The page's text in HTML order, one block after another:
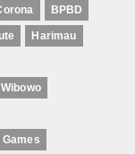
BPBD
Harimau